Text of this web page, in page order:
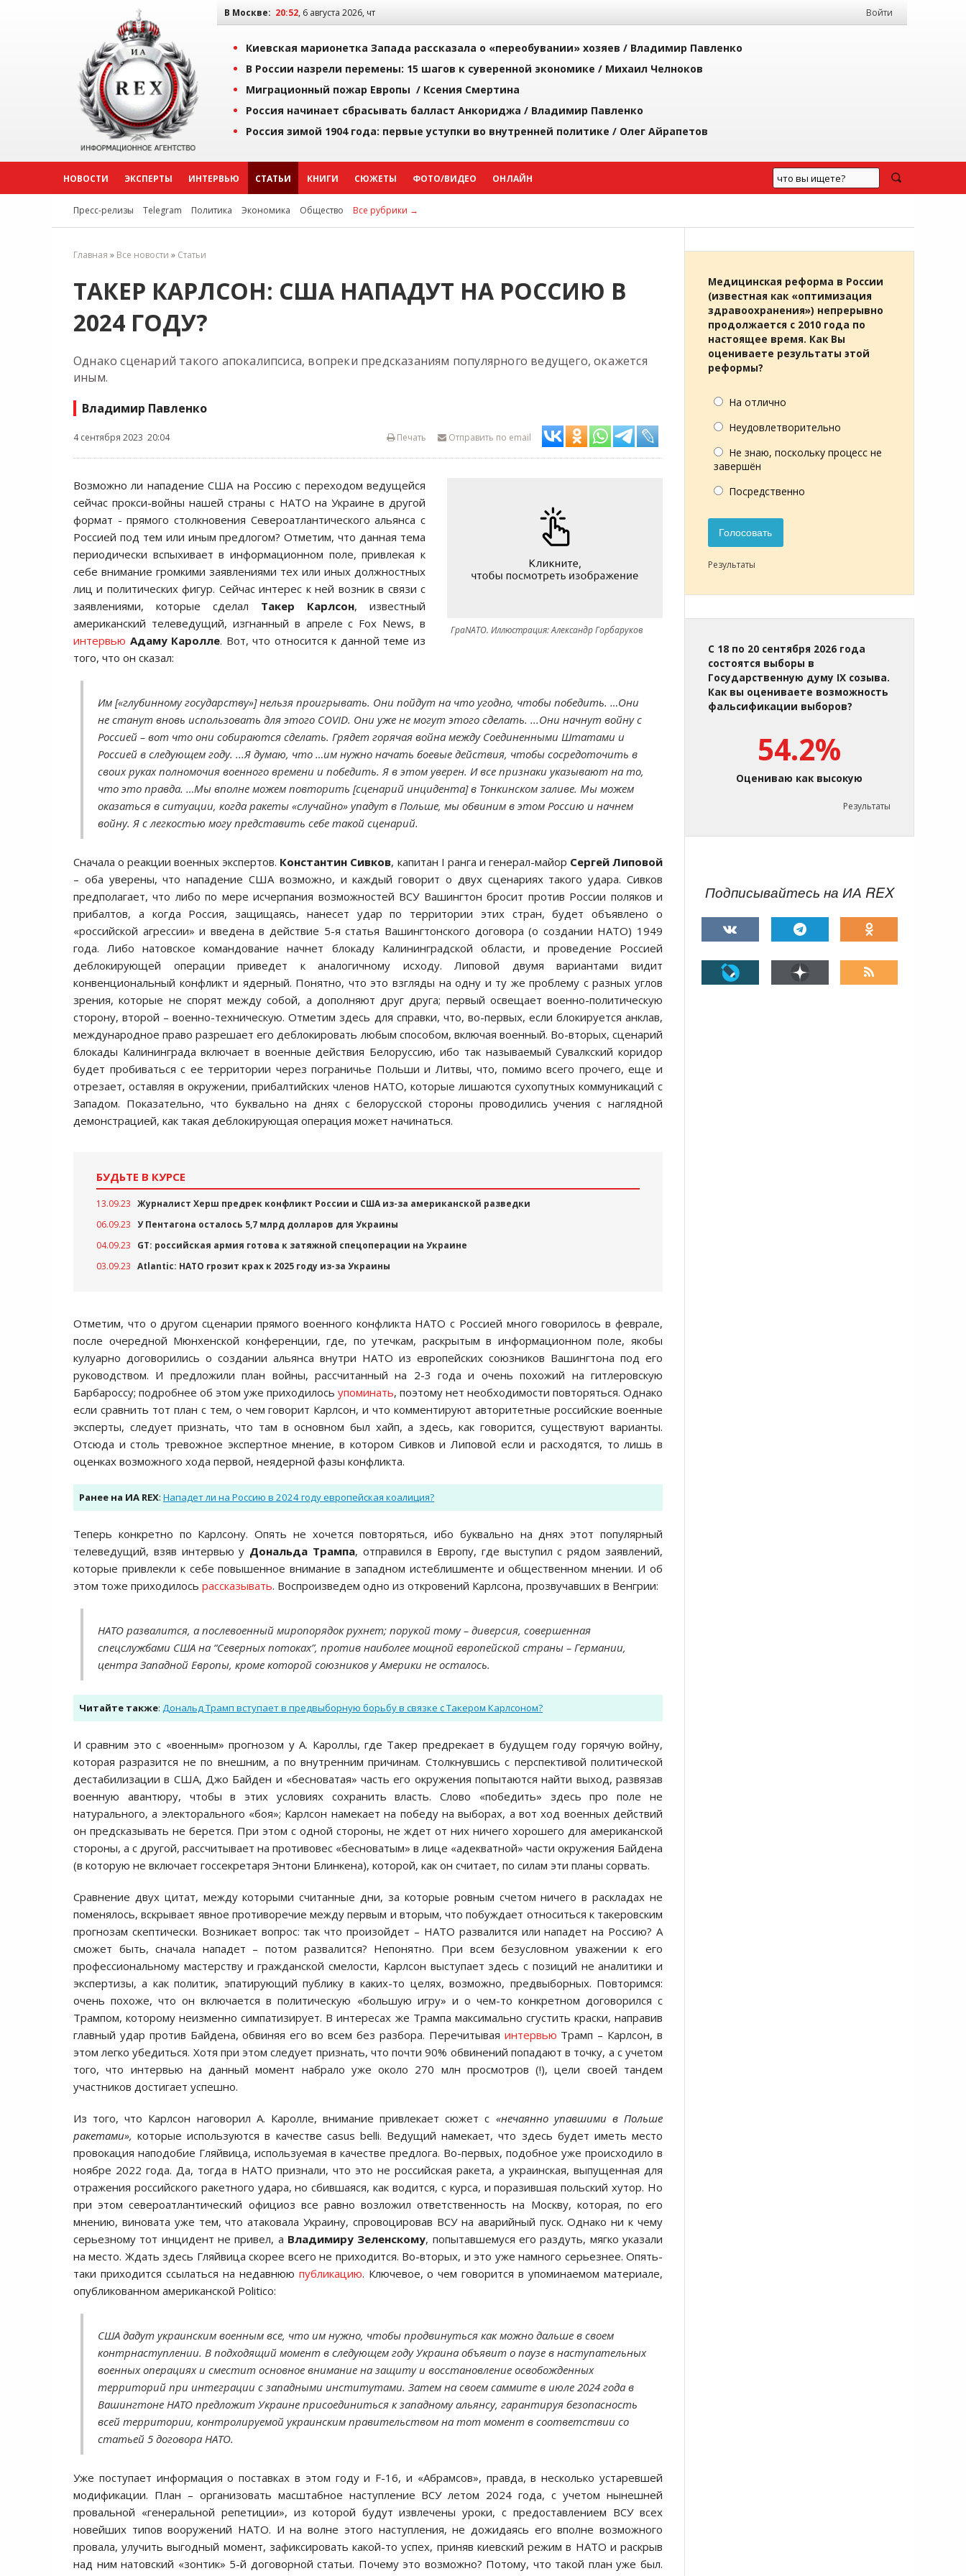
В Москве: 20:52, 6 августа 2026, чт Войти
Киевская марионетка Запада рассказала о «переобувании» хозяев / Владимир Павленко
В России назрели перемены: 15 шагов к суверенной экономике / Михаил Челноков
Миграционный пожар Европы / Ксения Смертина
Россия начинает сбрасывать балласт Анкориджа / Владимир Павленко
Россия зимой 1904 года: первые уступки во внутренней политике / Олег Айрапетов
НОВОСТИ ЭКСПЕРТЫ ИНТЕРВЬЮ СТАТЬИ КНИГИ СЮЖЕТЫ ФОТО/ВИДЕО ОНЛАЙН
Пресс-релизы Telegram Политика Экономика Общество Все рубрики →
Главная » Все новости » Статьи
ТАКЕР КАРЛСОН: США НАПАДУТ НА РОССИЮ В
2024 ГОДУ?
Однако сценарий такого апокалипсиса, вопреки предсказаниям популярного ведущего, окажется
иным.
Владимир Павленко
4 сентября 2023 20:04 Отправить по email
Печать
ГраNATO. Иллюстрация: Александр Горбаруков
Возможно ли нападение США на Россию с переходом ведущейся
сейчас прокси-войны нашей страны с НАТО на Украине в другой
формат - прямого столкновения Североатлантического альянса с
Россией под тем или иным предлогом? Отметим, что данная тема
периодически вспыхивает в информационном поле, привлекая к
себе внимание громкими заявлениями тех или иных должностных
лиц и политических фигур. Сейчас интерес к ней возник в связи с
заявлениями, которые сделал Такер Карлсон, известный
американский телеведущий, изгнанный в апреле с Fox News, в
интервью Адаму Каролле. Вот, что относится к данной теме из
того, что он сказал:
Им [«глубинному государству»] нельзя проигрывать. Они пойдут на что угодно, чтобы победить. …Они
не станут вновь использовать для этого COVID. Они уже не могут этого сделать. ...Они начнут войну с
Россией – вот что они собираются сделать. Грядет горячая война между Соединенными Штатами и
Россией в следующем году. ...Я думаю, что …им нужно начать боевые действия, чтобы сосредоточить в
своих руках полномочия военного времени и победить. Я в этом уверен. И все признаки указывают на то,
что это правда. …Мы вполне можем повторить [сценарий инцидента] в Тонкинском заливе. Мы можем
оказаться в ситуации, когда ракеты «случайно» упадут в Польше, мы обвиним в этом Россию и начнем
войну. Я с легкостью могу представить себе такой сценарий.
Сначала о реакции военных экспертов. Константин Сивков, капитан I ранга и генерал-майор Сергей Липовой
– оба уверены, что нападение США возможно, и каждый говорит о двух сценариях такого удара. Сивков
предполагает, что либо по мере исчерпания возможностей ВСУ Вашингтон бросит против России поляков и
прибалтов, а когда Россия, защищаясь, нанесет удар по территории этих стран, будет объявлено о
«российской агрессии» и введена в действие 5-я статья Вашингтонского договора (о создании НАТО) 1949
года. Либо натовское командование начнет блокаду Калининградской области, и проведение Россией
деблокирующей операции приведет к аналогичному исходу. Липовой двумя вариантами видит
конвенциональный конфликт и ядерный. Понятно, что это взгляды на одну и ту же проблему с разных углов
зрения, которые не спорят между собой, а дополняют друг друга; первый освещает военно-политическую
сторону, второй – военно-техническую. Отметим здесь для справки, что, во-первых, если блокируется анклав,
международное право разрешает его деблокировать любым способом, включая военный. Во-вторых, сценарий
блокады Калининграда включает в военные действия Белоруссию, ибо так называемый Сувалкский коридор
будет пробиваться с ее территории через пограничье Польши и Литвы, что, помимо всего прочего, еще и
отрезает, оставляя в окружении, прибалтийских членов НАТО, которые лишаются сухопутных коммуникаций с
Западом. Показательно, что буквально на днях с белорусской стороны проводились учения с наглядной
демонстрацией, как такая деблокирующая операция может начинаться.
БУДЬТЕ В КУРСЕ
13.09.23 Журналист Херш предрек конфликт России и США из-за американской разведки
06.09.23 У Пентагона осталось 5,7 млрд долларов для Украины
04.09.23
GT: российская армия готова к затяжной спецоперации на Украине
03.09.23 Atlantic: НАТО грозит крах к 2025 году из-за Украины
Отметим, что о другом сценарии прямого военного конфликта НАТО с Россией много говорилось в феврале,
после очередной Мюнхенской конференции, где, по утечкам, раскрытым в информационном поле, якобы
кулуарно договорились о создании альянса внутри НАТО из европейских союзников Вашингтона под его
руководством. И предложили план войны, рассчитанный на 2-3 года и очень похожий на гитлеровскую
Барбароссу; подробнее об этом уже приходилось упоминать, поэтому нет необходимости повторяться. Однако
если сравнить тот план с тем, о чем говорит Карлсон, и что комментируют авторитетные российские военные
эксперты, следует признать, что там в основном был хайп, а здесь, как говорится, существуют варианты.
Отсюда и столь тревожное экспертное мнение, в котором Сивков и Липовой если и расходятся, то лишь в
оценках возможного хода первой, неядерной фазы конфликта.
Ранее на ИА REX: Нападет ли на Россию в 2024 году европейская коалиция?
Теперь конкретно по Карлсону. Опять не хочется повторяться, ибо буквально на днях этот популярный
телеведущий, взяв интервью у Дональда Трампа, отправился в Европу, где выступил с рядом заявлений,
которые привлекли к себе повышенное внимание в западном истеблишменте и общественном мнении. И об
этом тоже приходилось рассказывать. Воспроизведем одно из откровений Карлсона, прозвучавших в Венгрии:
НАТО развалится, а послевоенный миропорядок рухнет; порукой тому – диверсия, совершенная
спецслужбами США на “Северных потоках”, против наиболее мощной европейской страны – Германии,
центра Западной Европы, кроме которой союзников у Америки не осталось.
Читайте также: Дональд Трамп вступает в предвыборную борьбу в связке с Такером Карлсоном?
И сравним это с «военным» прогнозом у А. Кароллы, где Такер предрекает в будущем году горячую войну,
которая разразится не по внешним, а по внутренним причинам. Столкнувшись с перспективой политической
дестабилизации в США, Джо Байден и «бесноватая» часть его окружения попытаются найти выход, развязав
военную авантюру, чтобы в этих условиях сохранить власть. Слово «победить» здесь про поле не
натурального, а электорального «боя»; Карлсон намекает на победу на выборах, а вот ход военных действий
он предсказывать не берется. При этом с одной стороны, не ждет от них ничего хорошего для американской
стороны, а с другой, рассчитывает на противовес «бесноватым» в лице «адекватной» части окружения Байдена
(в которую не включает госсекретаря Энтони Блинкена), которой, как он считает, по силам эти планы сорвать.
Сравнение двух цитат, между которыми считанные дни, за которые ровным счетом ничего в раскладах не
поменялось, вскрывает явное противоречие между первым и вторым, что побуждает относиться к такеровским
прогнозам скептически. Возникает вопрос: так что произойдет – НАТО развалится или нападет на Россию? А
сможет быть, сначала нападет – потом развалится? Непонятно. При всем безусловном уважении к его
профессиональному мастерству и гражданской смелости, Карлсон выступает здесь с позиций не аналитики и
экспертизы, а как политик, эпатирующий публику в каких-то целях, возможно, предвыборных. Повторимся:
очень похоже, что он включается в политическую «большую игру» и о чем-то конкретном договорился с
Трампом, которому неизменно симпатизирует. В интересах же Трампа максимально сгустить краски, направив
главный удар против Байдена, обвиняя его во всем без разбора. Перечитывая интервью Трамп – Карлсон, в
этом легко убедиться. Хотя при этом следует признать, что почти 90% обвинений попадают в точку, а с учетом
того, что интервью на данный момент набрало уже около 270 млн просмотров (!), цели своей тандем
участников достигает успешно.
Из того, что Карлсон наговорил А. Каролле, внимание привлекает сюжет с «нечаянно упавшими в Польше
ракетами», которые используются в качестве casus belli. Ведущий намекает, что здесь будет иметь место
провокация наподобие Гляйвица, используемая в качестве предлога. Во-первых, подобное уже происходило в
ноябре 2022 года. Да, тогда в НАТО признали, что это не российская ракета, а украинская, выпущенная для
отражения российского ракетного удара, но сбившаяся, как водится, с курса, и поразившая польский хутор. Но
при этом североатлантический официоз все равно возложил ответственность на Москву, которая, по его
мнению, виновата уже тем, что атаковала Украину, спровоцировав ВСУ на аварийный пуск. Однако ни к чему
серьезному тот инцидент не привел, а Владимиру Зеленскому, попытавшемуся его раздуть, мягко указали
на место. Ждать здесь Гляйвица скорее всего не приходится. Во-вторых, и это уже намного серьезнее. Опять-
таки приходится ссылаться на недавнюю публикацию. Ключевое, о чем говорится в упоминаемом материале,
опубликованном американской Politico:
США дадут украинским военным все, что им нужно, чтобы продвинуться как можно дальше в своем
контрнаступлении. В подходящий момент в следующем году Украина объявит о паузе в наступательных
военных операциях и сместит основное внимание на защиту и восстановление освобожденных
территорий при интеграции с западными институтами. Затем на своем саммите в июле 2024 года в
Вашингтоне НАТО предложит Украине присоединиться к западному альянсу, гарантируя безопасность
всей территории, контролируемой украинским правительством на тот момент в соответствии со
статьей 5 договора НАТО.
Уже поступает информация о поставках в этом году и F-16, и «Абрамсов», правда, в несколько устаревшей
модификации. План – организовать масштабное наступление ВСУ летом 2024 года, с учетом нынешней
провальной «генеральной репетиции», из которой будут извлечены уроки, с предоставлением ВСУ всех
новейших типов вооружений НАТО. И на волне этого наступления, не дожидаясь его вполне возможного
провала, улучить выгодный момент, зафиксировать какой-то успех, приняв киевский режим в НАТО и раскрыв
над ним натовский «зонтик» 5-й договорной статьи. Почему это возможно? Потому, что такой план уже был.
Медицинская реформа в России
(известная как «оптимизация
здравоохранения») непрерывно
продолжается с 2010 года по
настоящее время. Как Вы
оцениваете результаты этой
реформы?
На отлично
Неудовлетворительно
Не знаю, поскольку процесс не
завершён
Посредственно
Голосовать
Результаты
С 18 по 20 сентября 2026 года
состоятся выборы в
Государственную думу IX созыва.
Как вы оцениваете возможность
фальсификации выборов?
54.2%
Оцениваю как высокую
Результаты
Подписывайтесь на ИА REX